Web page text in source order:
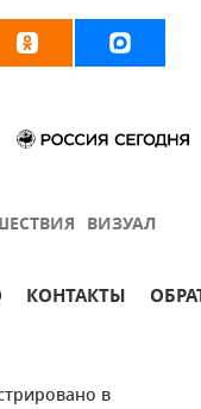
ВИЗУАЛ
КОНТАКТЫ
в